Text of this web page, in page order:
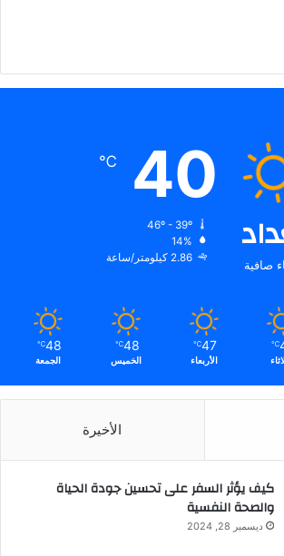
صافية
40
℃
14%
2.86 كيلومتر/ساعة
℃
47
℃
الأربعاء
48
℃
الخميس
48
℃
الجمعة
الأخيرة
كيف يؤثر السفر على تحسين جودة الحياة
والصحة النفسية
ديسمبر 28, 2024